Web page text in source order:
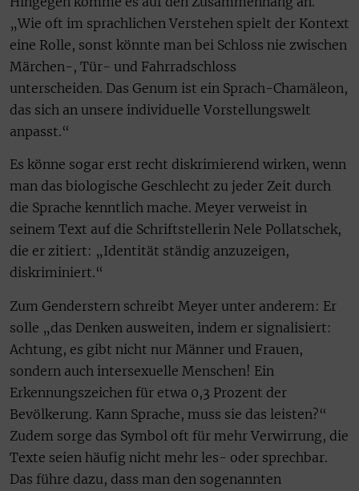
„Wie oft im sprachlichen Verstehen spielt der Kontext
eine Rolle, sonst könnte man bei Schloss nie zwischen
Märchen-, Tür- und Fahrradschloss
unterscheiden. Das Genum ist ein Sprach-Chamäleon,
das sich an unsere individuelle Vorstellungswelt
anpasst.“
Es könne sogar erst recht diskrimierend wirken, wenn
man das biologische Geschlecht zu jeder Zeit durch
die Sprache kenntlich mache. Meyer verweist in
seinem Text auf die Schriftstellerin Nele Pollatschek,
die er zitiert: „Identität ständig anzuzeigen,
diskriminiert.“
Zum Genderstern schreibt Meyer unter anderem: Er
solle „das Denken ausweiten, indem er signalisiert:
Achtung, es gibt nicht nur Männer und Frauen,
sondern auch intersexuelle Menschen! Ein
Erkennungszeichen für etwa 0,3 Prozent der
Bevölkerung. Kann Sprache, muss sie das leisten?“
Zudem sorge das Symbol oft für mehr Verwirrung, die
Texte seien häufig nicht mehr les- oder sprechbar.
Das führe dazu, dass man den sogenannten